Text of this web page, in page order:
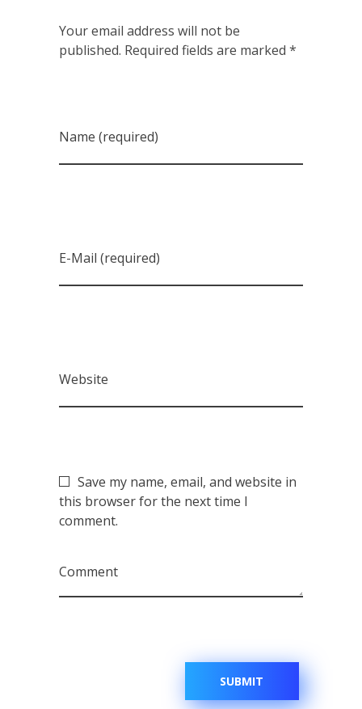
Your email address will not be
published. Required fields are marked *
Name (required)
E-Mail (required)
Website
Save my name, email, and website in
this browser for the next time I
comment.
Comment